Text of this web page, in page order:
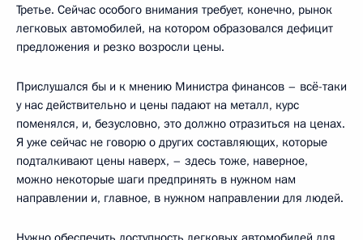
Третье. Сейчас особого внимания требует, конечно, рынок
легковых автомобилей, на котором образовался дефицит
предложения и резко возросли цены.
Прислушался бы и к мнению Министра финансов – всё-таки
у нас действительно и цены падают на металл, курс
поменялся, и, безусловно, это должно отразиться на ценах.
Я уже сейчас не говорю о других составляющих, которые
подталкивают цены наверх, – здесь тоже, наверное,
можно некоторые шаги предпринять в нужном нам
направлении и, главное, в нужном направлении для людей.